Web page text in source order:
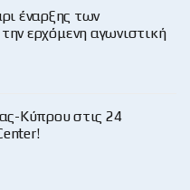
έναρξης των
ερχόμενη αγωνιστική
Κύπρου στις 24